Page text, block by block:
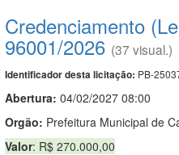
Credenciamento
96001/2026 (37 visual.)
Identificador desta licitação: PB-
Abertura: 04/02/2027 08:00
Orgão: Prefeitura Municipal de
Valor: R$ 270.000,00